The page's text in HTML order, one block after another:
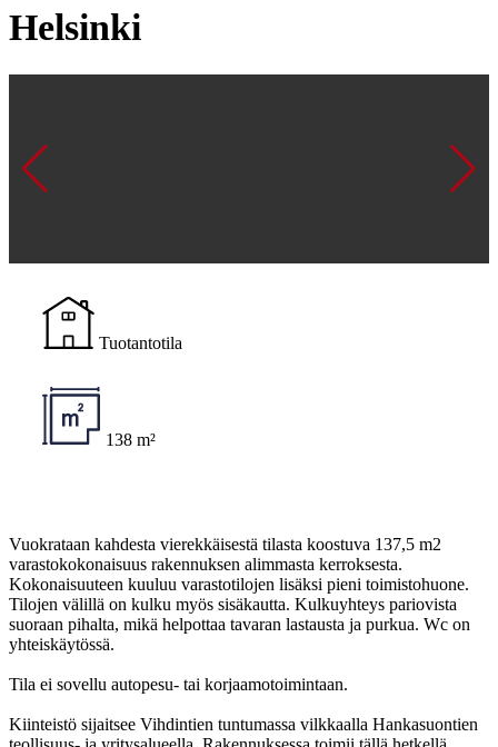
Helsinki
Tuotantotila
138 m²
Vuokrataan kahdesta vierekkäisestä tilasta koostuva 137,5 m2
varastokokonaisuus rakennuksen alimmasta kerroksesta.
Kokonaisuuteen kuuluu varastotilojen lisäksi pieni toimistohuone.
Tilojen välillä on kulku myös sisäkautta. Kulkuyhteys pariovista
suoraan pihalta, mikä helpottaa tavaran lastausta ja purkua. Wc on
yhteiskäytössä.
Tila ei sovellu autopesu- tai korjaamotoimintaan.
Kiinteistö sijaitsee Vihdintien tuntumassa vilkkaalla Hankasuontien